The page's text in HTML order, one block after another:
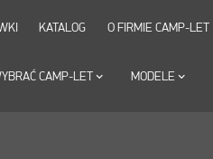
CAMP-LET keyboard_arrow_down MODELE keyboard_arrow_down
KATALOG O FIRMIE CAMP-LET